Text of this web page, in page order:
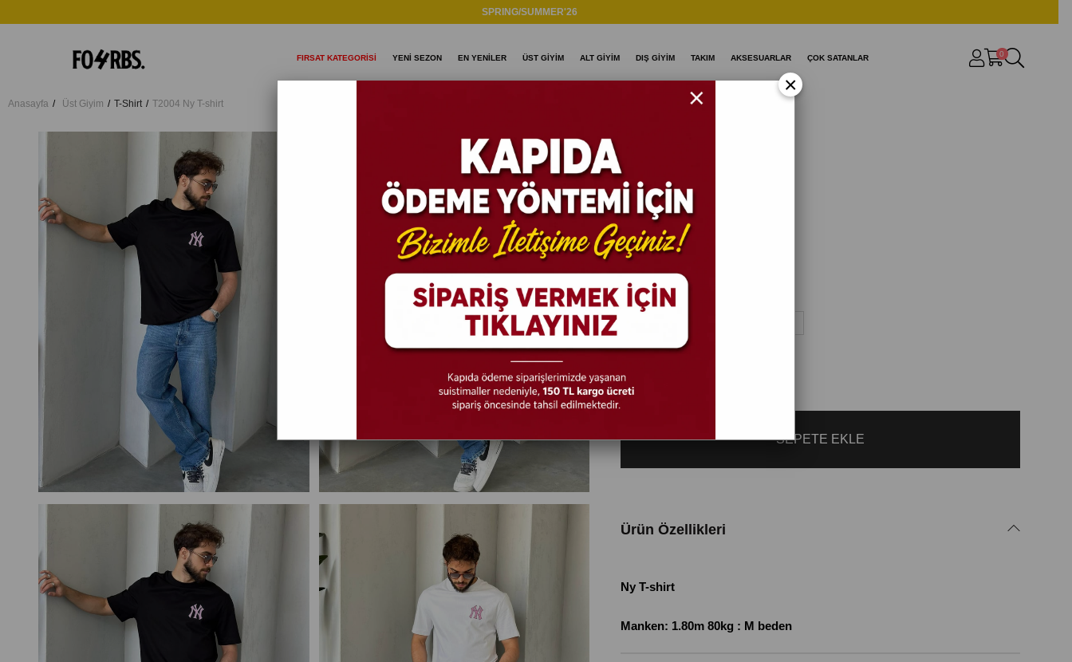
SPRING/SUMMER'26
FIRSAT KATEGORİSİ YENİ SEZON EN YENİLER ÜST GİYİM ALT GİYİM DIŞ GİYİM TAKIM AKSESUARLAR ÇOK SATANLAR 0
Anasayfa Üst Giyim T-Shirt T2004 Ny T-shirt
Stok Kodu (T2004-1)
%35 İNDIRIM
₺999,90 ₺649,90
Gömlek Beden
Renk
Ürün Özellikleri
Ny T-shirt
Manken: 1.80m 80kg : M beden
×